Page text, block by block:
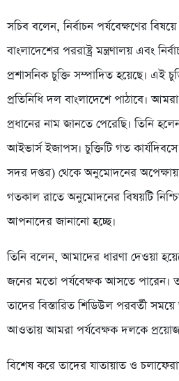
সচিব বলেন, নির্বাচন পর্যবেক্ষণের
বাংলাদেশের পররাষ্ট্র মন্ত্রণালয় এবং
প্রশাসনিক চুক্তি সম্পাদিত হয়েছে।
প্রতিনিধি দল বাংলাদেশে পাঠাবে।
প্রধানের নাম জানতে পেরেছি। তিনি
আইভার্স ইজাপস। চুক্তিটি গত
সদর দপ্তর) থেকে অনুমোদনের অপেক্ষায়
গতকাল রাতে অনুমোদনের বিষয়টি
আপনাদের জানানো হচ্ছে।
তিনি বলেন, আমাদের ধারণা দেওয়া
জনের মতো পর্যবেক্ষক আসতে পারেন।
তাদের বিস্তারিত শিডিউল পরবর্তী সময়ে
আওতায় আমরা পর্যবেক্ষক দলকে
বিশেষ করে তাদের যাতায়াত ও